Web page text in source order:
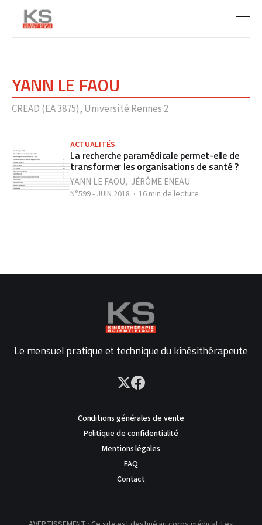
YANN LE FAOU
CREAD (EA 3875), Université Rennes 2
ACTUALITÉS
La recherche paramédicale permet-elle de
transformer les organisations de santé ?
YANN LE FAOU, JÉRÔME ENEAU
N°599 - JUIN 2018 16 min de lecture
Le mensuel pratique et technique du kinésithérapeute
Conditions générales de vente
Politique de confidentialité
Mentions légales
FAQ
Contact